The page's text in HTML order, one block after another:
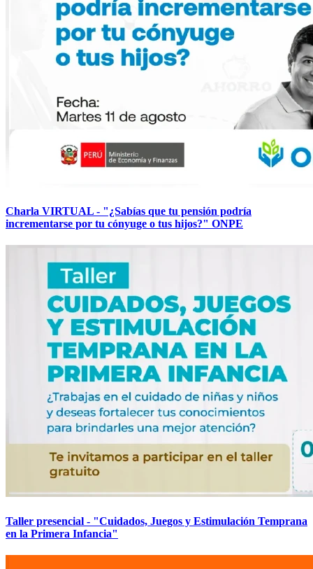
Charla VIRTUAL - "¿Sabías que tu pensión podría
incrementarse por tu cónyuge o tus hijos?" ONPE
Taller presencial - "Cuidados, Juegos y Estimulación Temprana
en la Primera Infancia"